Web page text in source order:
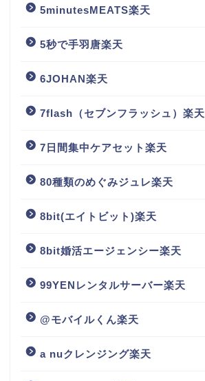
5minutesMEATS楽天
5秒で手羽唐楽天
6JOHAN楽天
7flash（セブンフラッシュ）楽天
7日間集中ケアセット楽天
80種類のめぐみジュレ楽天
8bit(エイトビット)楽天
8bit婚活エージェンシー楽天
99YENレンタルサーバー楽天
@モバイルくん楽天
a nuクレンジング楽天